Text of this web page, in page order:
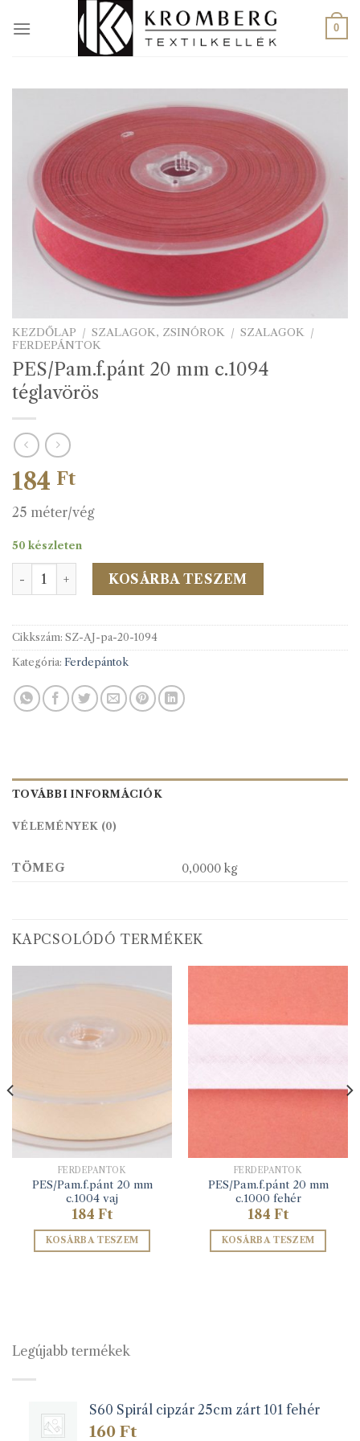
0
KEZDŐLAP / SZALAGOK, ZSINÓROK / SZALAGOK /
FERDEPÁNTOK
PES/Pam.f.pánt 20 mm c.1094
téglavörös
184 Ft
25 méter/vég
50 készleten
PES/Pam.f.pánt 20 mm c.1094 téglavörös mennyiség
KOSÁRBA TESZEM
Cikkszám: SZ-AJ-pa-20-1094
Kategória: Ferdepántok
TOVÁBBI INFORMÁCIÓK
VÉLEMÉNYEK (0)
TÖMEG 0,0000 kg
KAPCSOLÓDÓ TERMÉKEK
FERDEPÁNTOK
PES/Pam.f.pánt 20 mm
c.1004 vaj
184 Ft
KOSÁRBA TESZEM
FERDEPÁNTOK
PES/Pam.f.pánt 20 mm
c.1000 fehér
184 Ft
KOSÁRBA TESZEM
Legújabb termékek
S60 Spirál cipzár 25cm zárt 101 fehér
160 Ft